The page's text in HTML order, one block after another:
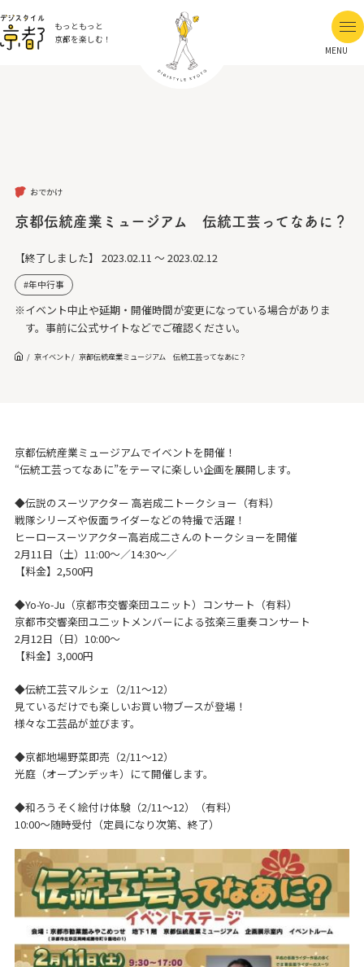
もっともっと
京都を楽しむ！
MENU
おでかけ
京都伝統産業ミュージアム 伝統工芸ってなあに？
【終了しました】 2023.02.11 ～ 2023.02.12
年中行事
※イベント中止や延期・開催時間が変更になっている場合がありま
す。事前に公式サイトなどでご確認ください。
京イベント 京都伝統産業ミュージアム 伝統工芸ってなあに？
京都伝統産業ミュージアムでイベントを開催！
“伝統工芸ってなあに”をテーマに楽しい企画を展開します。
◆伝説のスーツアクター 高岩成二トークショー（有料）
戦隊シリーズや仮面ライダーなどの特撮で活躍！
ヒーロースーツアクター高岩成二さんのトークショーを開催
2月11日（土）11:00～／14:30～／
【料金】2,500円
◆Yo-Yo-Ju（京都市交響楽団ユニット）コンサート（有料）
京都市交響楽団ユ二ットメンバーによる弦楽三重奏コンサート
2月12日（日）10:00～
【料金】3,000円
◆伝統工芸マルシェ（2/11～12）
見ているだけでも楽しいお買い物ブースが登場！
様々な工芸品が並びます。
◆京都地場野菜即売（2/11～12）
光庭（オープンデッキ）にて開催します。
◆和ろうそく絵付け体験（2/11～12）（有料）
10:00～随時受付（定員になり次第、終了）